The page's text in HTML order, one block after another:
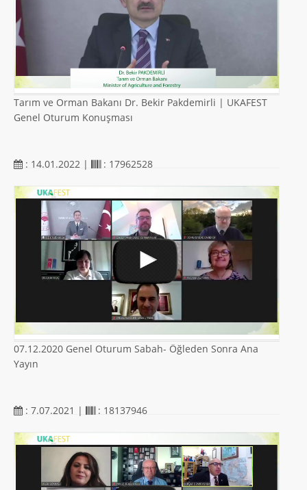
Tarım ve Orman Bakanı Dr. Bekir Pakdemirli | UKAFEST
Genel Oturum Konuşması
: 14.01.2022 | : 17962528
07.12.2020 Genel Oturum Sabah- Öğleden Sonra Ana
Yayın
: 7.07.2021 | : 18137946